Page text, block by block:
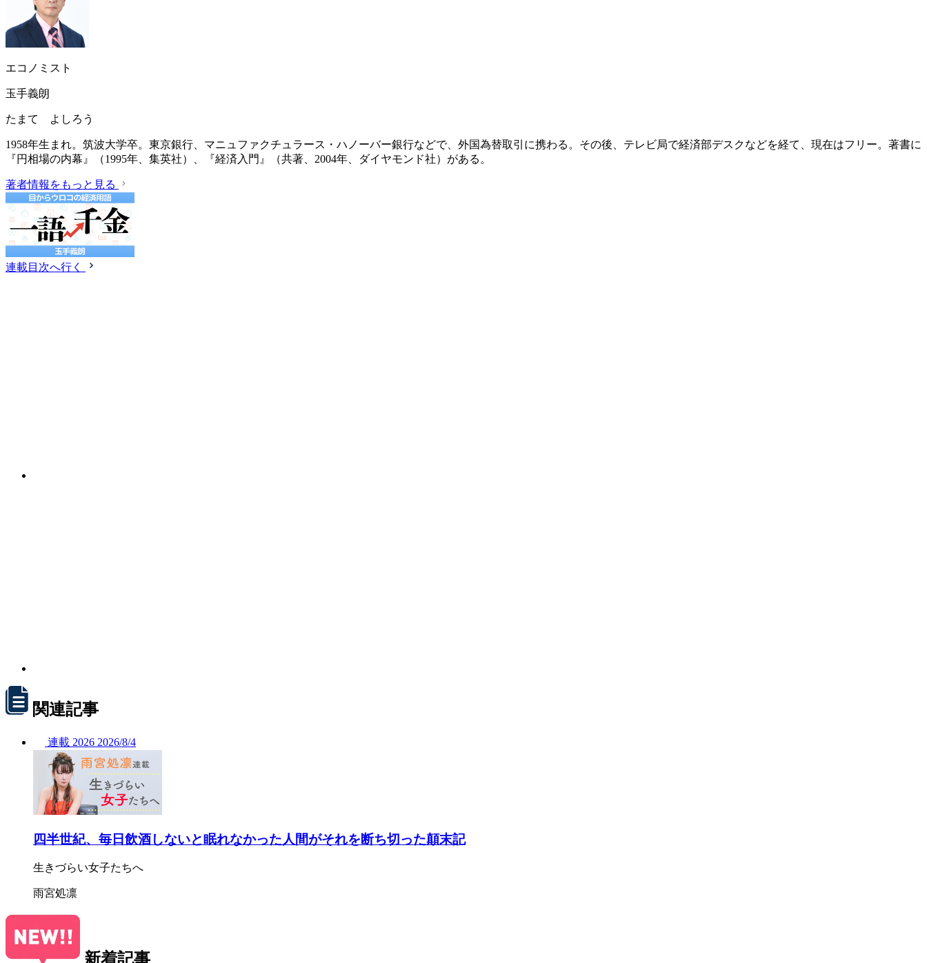
エコノミスト
玉手義朗
たまて よしろう
1958年生まれ。筑波大学卒。東京銀行、マニュファクチュラース・ハノーバー銀行などで、外国為替取引に携わる。その後、テレビ局で経済部デスクなどを経て、現在はフリー。著書に
『円相場の内幕』（1995年、集英社）、『経済入門』（共著、2004年、ダイヤモンド社）がある。
著者情報をもっと見る
連載目次へ行く
関連記事
連載 2026 2026/8/4
四半世紀、毎日飲酒しないと眠れなかった人間がそれを断ち切った顛末記
生きづらい女子たちへ
雨宮処凛
新着記事